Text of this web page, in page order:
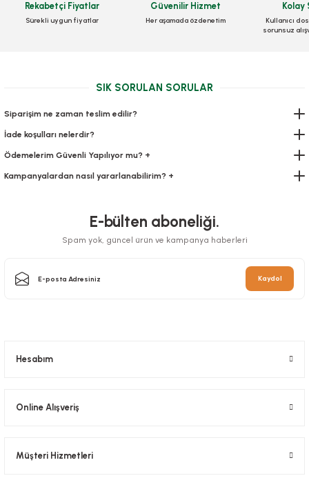
247,80 TL + KDV
Sepete Ekle
Kilitli Doypack Kraft Alüminyum 8,5x14,5x2,5 Cm
Rekabetçi Fiyatlar
Sürekli uygun fiyatlar
Güvenilir Hizmet
Her aşamada özdenetim
Kolay
Kullanıcı
sorunsuz
SIK SORULAN SORULAR
Siparişim ne zaman teslim edilir?
İade koşulları nelerdir?
Ödemelerim Güvenli Yapılıyor mu? +
Kampanyalardan nasıl yararlanabilirim? +
E-bülten aboneliği.
Spam yok, güncel ürün ve kampanya haberleri
Kaydol
Hesabım
Online Alışveriş
Müşteri Hizmetleri